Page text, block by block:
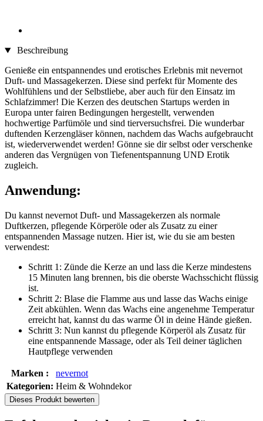
Beschreibung
Genieße ein entspannendes und erotisches Erlebnis mit nevernot
Duft- und Massagekerzen. Diese sind perfekt für Momente des
Wohlfühlens und der Selbstliebe, aber auch für den Einsatz im
Schlafzimmer! Die Kerzen des deutschen Startups werden in
Europa unter fairen Bedingungen hergestellt, verwenden
hochwertige Parfümöle und sind tierversuchsfrei. Die wunderbar
duftenden Kerzengläser können, nachdem das Wachs aufgebraucht
ist, wiederverwendet werden! Gönne sie dir selbst oder verschenke
anderen das Vergnügen von Tiefenentspannung UND Erotik
zugleich.
Anwendung:
Du kannst nevernot Duft- und Massagekerzen als normale
Duftkerzen, pflegende Körperöle oder als Zusatz zu einer
entspannenden Massage nutzen. Hier ist, wie du sie am besten
verwendest:
Schritt 1: Zünde die Kerze an und lass die Kerze mindestens
15 Minuten lang brennen, bis die oberste Wachsschicht flüssig
ist.
Schritt 2: Blase die Flamme aus und lasse das Wachs einige
Zeit abkühlen. Wenn das Wachs eine angenehme Temperatur
erreicht hat, kannst du das warme Öl in deine Hände gießen.
Schritt 3: Nun kannst du pflegende Körperöl als Zusatz für
eine entspannende Massage, oder als Teil deiner täglichen
Hautpflege verwenden
Marken :
nevernot
Kategorien: Heim & Wohndekor
Dieses Produkt bewerten